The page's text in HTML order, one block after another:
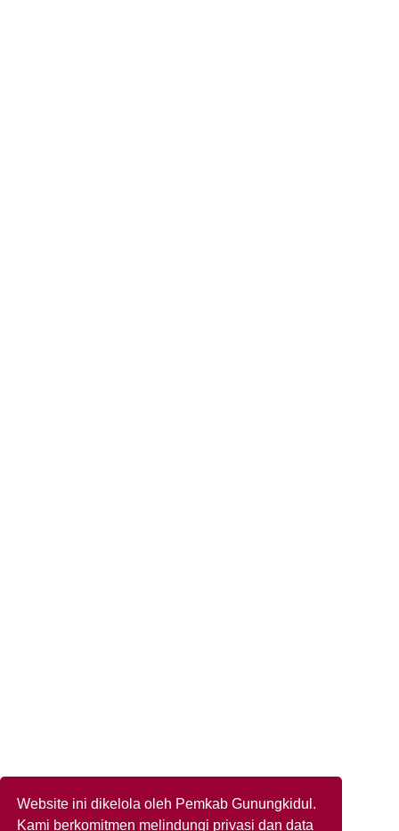
Website ini dikelola oleh Pemkab Gunungkidul.
Kami berkomitmen melindungi privasi dan data